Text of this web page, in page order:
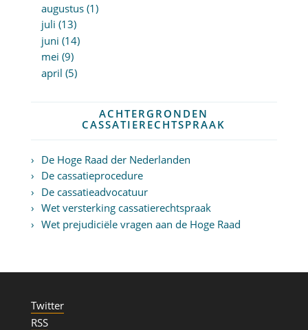
augustus (1)
juli (13)
juni (14)
mei (9)
april (5)
ACHTERGRONDEN
CASSATIERECHTSPRAAK
De Hoge Raad der Nederlanden
De cassatieprocedure
De cassatieadvocatuur
Wet versterking cassatierechtspraak
Wet prejudiciële vragen aan de Hoge Raad
Twitter
RSS